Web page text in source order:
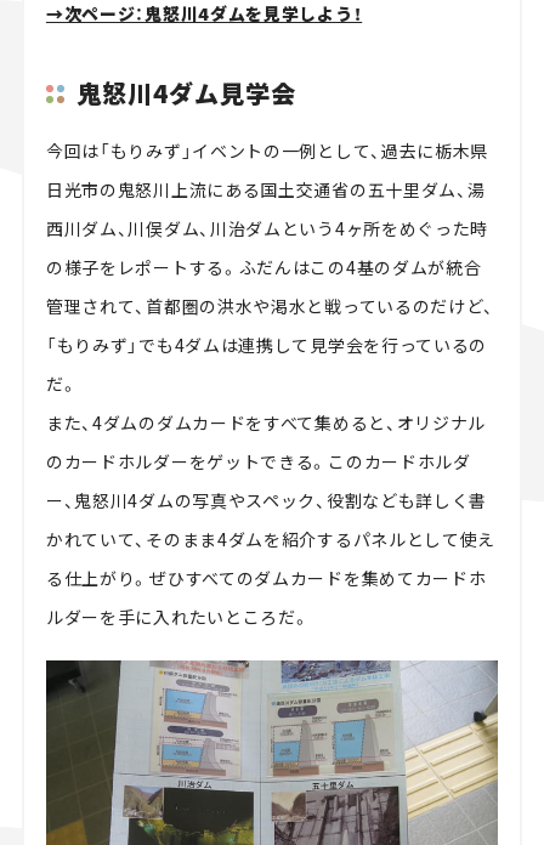
→次ページ：鬼怒川4ダムを見学しよう！
鬼怒川4ダム見学会
今回は「もりみず」イベントの一例として、過去に栃木県
日光市の鬼怒川上流にある国土交通省の五十里ダム、湯
西川ダム、川俣ダム、川治ダムという4ヶ所をめぐった時
の様子をレポートする。ふだんはこの4基のダムが統合
管理されて、首都圏の洪水や渇水と戦っているのだけど、
「もりみず」でも4ダムは連携して見学会を行っているの
だ。
また、4ダムのダムカードをすべて集めると、オリジナル
のカードホルダーをゲットできる。このカードホルダ
ー、鬼怒川4ダムの写真やスペック、役割なども詳しく書
かれていて、そのまま4ダムを紹介するパネルとして使え
る仕上がり。ぜひすべてのダムカードを集めてカードホ
ルダーを手に入れたいところだ。